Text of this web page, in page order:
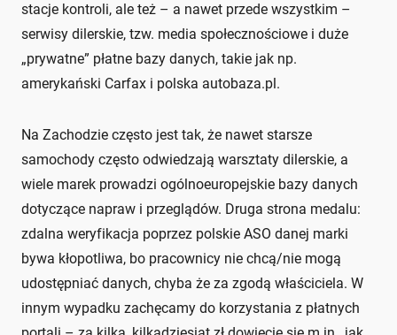
stacje kontroli, ale też – a nawet przede wszystkim –
serwisy dilerskie, tzw. media społecznościowe i duże
„prywatne” płatne bazy danych, takie jak np.
amerykański Carfax i polska autobaza.pl.
Na Zachodzie często jest tak, że nawet starsze
samochody często odwiedzają warsztaty dilerskie, a
wiele marek prowadzi ogólnoeuropejskie bazy danych
dotyczące napraw i przeglądów. Druga strona medalu:
zdalna weryfikacja poprzez polskie ASO danej marki
bywa kłopotliwa, bo pracownicy nie chcą/nie mogą
udostępniać danych, chyba że za zgodą właściciela. W
innym wypadku zachęcamy do korzystania z płatnych